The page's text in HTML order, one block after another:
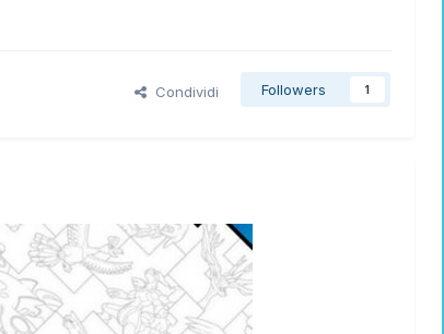
Condividi Followers 1